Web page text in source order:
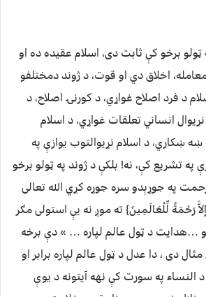
ټولو برخو کې ثابت دی، اسلام عقیده ده او
اخلاق دي او قوت، د ژوند دمختلفو
د فرد اصلاح غواړي، د کورنۍ اصلاح، د
انساني تعلقات غواړي، د اسلام
ښکاري، د اسلام نړیوالتوب یوازې په
په تشریع کې، نه! بلکې د ژوند په ټولو برخو
په جوړېدو سره جوړه کړي الله تعالی
رَحْمَةً لِّلْعَالَمِينَ} ته موږ نه یې استولی مګر
…هدایت د ټول عالم لپاره … » دې برخه
دی ، دا عدل د ټول عالم لپاره برابر او
النساء په سورت کې نهه آیتونه د یوې